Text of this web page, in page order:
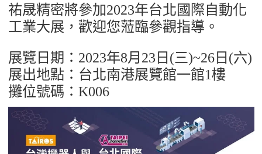
祐晟精密將參加2023年台北國際自動化
工業大展，歡迎您蒞臨參觀指導。
展覽日期：2023年8月23日(三)~26日(六)
展出地點：台北南港展覽館一館1樓
攤位號碼：K006